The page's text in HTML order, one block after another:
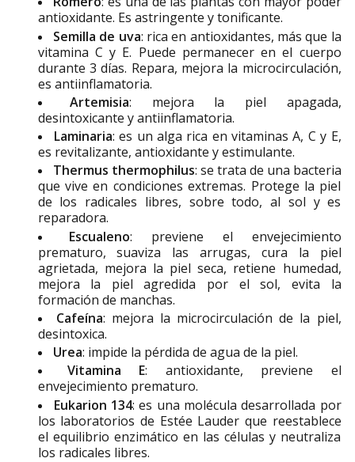
antioxidante. Es astringente y tonificante.
Semilla de uva: rica en antioxidantes, más que la
vitamina C y E. Puede permanecer en el cuerpo
durante 3 días. Repara, mejora la microcirculación,
es antiinflamatoria.
Artemisia: mejora la piel apagada,
desintoxicante y antiinflamatoria.
Laminaria: es un alga rica en vitaminas A, C y E,
es revitalizante, antioxidante y estimulante.
Thermus thermophilus: se trata de una bacteria
que vive en condiciones extremas. Protege la piel
de los radicales libres, sobre todo, al sol y es
reparadora.
Escualeno: previene el envejecimiento
prematuro, suaviza las arrugas, cura la piel
agrietada, mejora la piel seca, retiene humedad,
mejora la piel agredida por el sol, evita la
formación de manchas.
Cafeína: mejora la microcirculación de la piel,
desintoxica.
Urea: impide la pérdida de agua de la piel.
Vitamina E: antioxidante, previene el
envejecimiento prematuro.
Eukarion 134: es una molécula desarrollada por
los laboratorios de Estée Lauder que reestablece
el equilibrio enzimático en las células y neutraliza
los radicales libres.